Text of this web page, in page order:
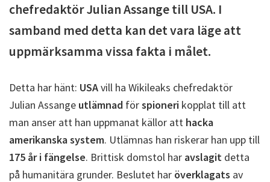
chefredaktör Julian Assange till USA. I
samband med detta kan det vara läge att
uppmärksamma vissa fakta i målet.
Detta har hänt: USAvill ha Wikileaks chefredaktör
Julian Assange utlämnad förspioneri kopplat till att
man anser att han uppmanat källor att hacka
amerikanska system. Utlämnas han riskerar han upp till
175 år i fängelse. Brittisk domstol har avslagit detta
på humanitära grunder. Beslutet har överklagats av